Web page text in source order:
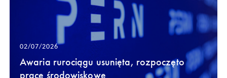
02/07/2026
Awaria rurociągu usunięta, rozpoczęto
prace środowiskowe